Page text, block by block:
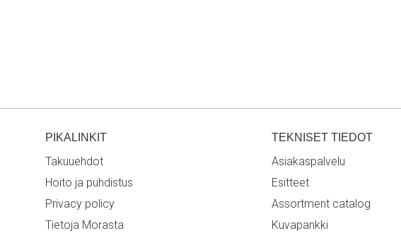
PIKALINKIT
Takuuehdot
Hoito ja puhdistus
Privacy policy
Tietoja Morasta
TEKNISET TIEDOT
Asiakaspalvelu
Esitteet
Assortment catalog
Kuvapankki